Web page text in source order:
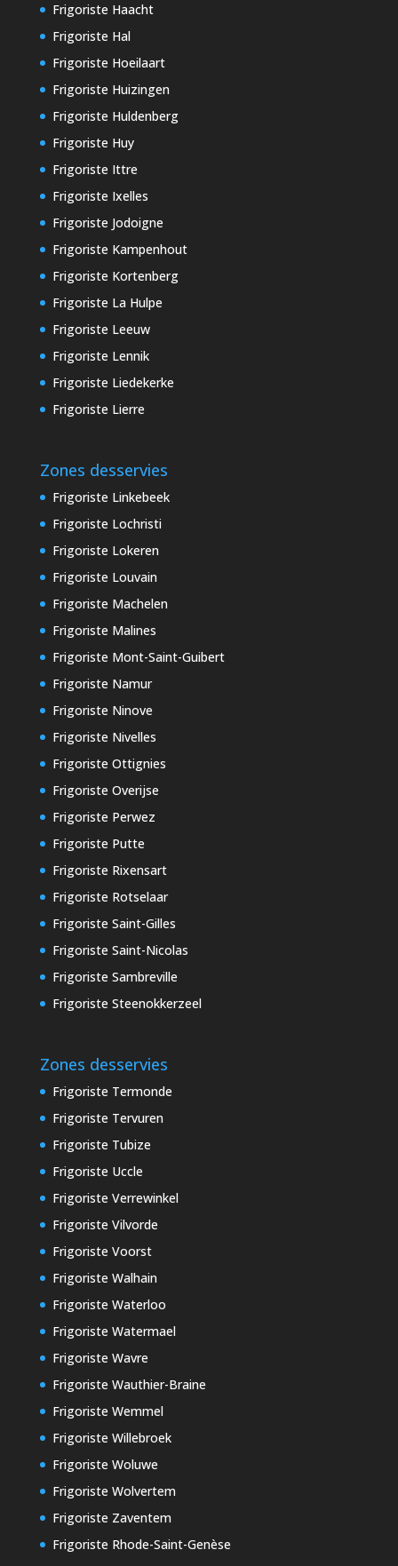
Frigoriste Haacht
Frigoriste Hal
Frigoriste Hoeilaart
Frigoriste Huizingen
Frigoriste Huldenberg
Frigoriste Huy
Frigoriste Ittre
Frigoriste Ixelles
Frigoriste Jodoigne
Frigoriste Kampenhout
Frigoriste Kortenberg
Frigoriste La Hulpe
Frigoriste Leeuw
Frigoriste Lennik
Frigoriste Liedekerke
Frigoriste Lierre
Zones desservies
Frigoriste Linkebeek
Frigoriste Lochristi
Frigoriste Lokeren
Frigoriste Louvain
Frigoriste Machelen
Frigoriste Malines
Frigoriste Mont-Saint-Guibert
Frigoriste Namur
Frigoriste Ninove
Frigoriste Nivelles
Frigoriste Ottignies
Frigoriste Overijse
Frigoriste Perwez
Frigoriste Putte
Frigoriste Rixensart
Frigoriste Rotselaar
Frigoriste Saint-Gilles
Frigoriste Saint-Nicolas
Frigoriste Sambreville
Frigoriste Steenokkerzeel
Zones desservies
Frigoriste Termonde
Frigoriste Tervuren
Frigoriste Tubize
Frigoriste Uccle
Frigoriste Verrewinkel
Frigoriste Vilvorde
Frigoriste Voorst
Frigoriste Walhain
Frigoriste Waterloo
Frigoriste Watermael
Frigoriste Wavre
Frigoriste Wauthier-Braine
Frigoriste Wemmel
Frigoriste Willebroek
Frigoriste Woluwe
Frigoriste Wolvertem
Frigoriste Zaventem
Frigoriste Rhode-Saint-Genèse